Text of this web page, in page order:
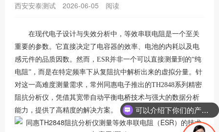
西安安泰测试 2026-06-05 阅读
在现代电子设计与失效分析中，等效串联电阻是一个至关
重要的参数。它直接决定了电容器的效率、电池的内耗以及电
感元件的品质因数。然而，ESR并非一个可以直接测量到的“纯
电阻”，而是在特定频率下从复阻抗中解析出来的虚拟分量。针
对这一高难度测量需求，常州同惠电子推出的TH2848系列精密
阻抗分析仪，凭借其宽带自动平衡电桥技术与强大的数据分析
能力，提供了高精度的解决方案。 可以介绍下你们的产品么？